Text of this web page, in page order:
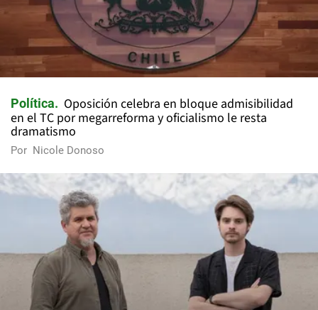
Política
Oposición celebra en bloque admisibilidad
en el TC por megarreforma y oficialismo le resta
dramatismo
Por Nicole Donoso